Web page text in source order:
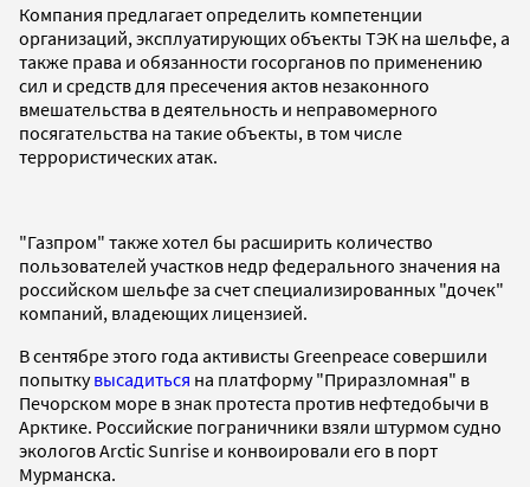
Компания предлагает определить компетенции
организаций, эксплуатирующих объекты ТЭК на шельфе, а
также права и обязанности госорганов по применению
сил и средств для пресечения актов незаконного
вмешательства в деятельность и неправомерного
посягательства на такие объекты, в том числе
террористических атак.
"Газпром" также хотел бы расширить количество
пользователей участков недр федерального значения на
российском шельфе за счет специализированных "дочек"
компаний, владеющих лицензией.
В сентябре этого года активисты Greenpeace совершили
попыткувысадиться на платформу "Приразломная" в
Печорском море в знак протеста против нефтедобычи в
Арктике. Российские пограничники взяли штурмом судно
экологов Arctic Sunrise и конвоировали его в порт
Мурманска.